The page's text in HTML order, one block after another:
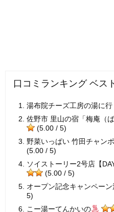
口コミランキング ベス
湯布院チーズ工房の湯に行
佐野市 里山の宿「梅庵（
(5.00 / 5)
野菜いっぱい 竹田チャン
(5.00 / 5)
ソイストーリー2号店【
(5.00 / 5)
オープン記念キャンペーン
5)
こー湯ーてんかいの